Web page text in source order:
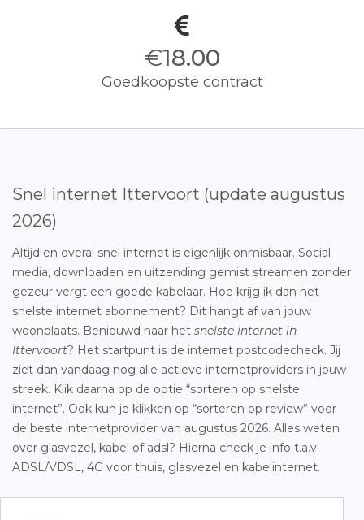
€18.00
Goedkoopste contract
Snel internet Ittervoort (update augustus
2026)
Altijd en overal snel internet is eigenlijk onmisbaar. Social
media, downloaden en uitzending gemist streamen zonder
gezeur vergt een goede kabelaar. Hoe krijg ik dan het
snelste internet abonnement? Dit hangt af van jouw
woonplaats. Benieuwd naar het snelste internet in
Ittervoort? Het startpunt is de internet postcodecheck. Jij
ziet dan vandaag nog alle actieve internetproviders in jouw
streek. Klik daarna op de optie “sorteren op snelste
internet”. Ook kun je klikken op “sorteren op review” voor
de beste internetprovider van augustus 2026. Alles weten
over glasvezel, kabel of adsl? Hierna check je info t.a.v.
ADSL/VDSL, 4G voor thuis, glasvezel en kabelinternet.